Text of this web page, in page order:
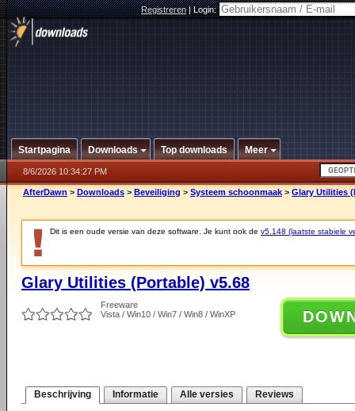
Registreren|Login:
Startpagina Downloads Top downloads Meer
8/6/2026 10:34:27 PM
AfterDawn > Downloads > Beveiliging > Systeem schoonmaak > Glary Utilities
Dit is een oude versie van deze software. Je kunt ook de v5.148 (laatste stabiele
Glary Utilities (Portable) v5.68
Freeware
Vista / Win10 / Win7 / Win8 / WinXP
Beschrijving Informatie Alle versies Reviews